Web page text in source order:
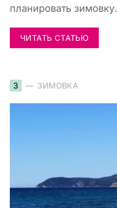
планировать зимовку.
ЧИТАТЬ СТАТЬЮ
З ЗИМОВКА